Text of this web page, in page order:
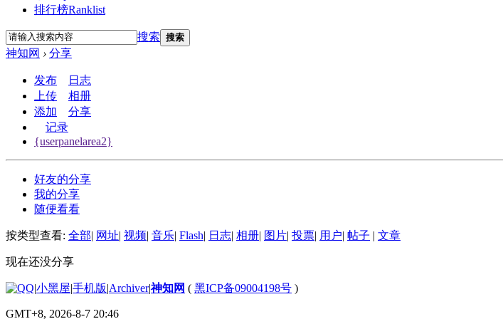
排行榜Ranklist
搜索 搜索
神知网 › 分享
发布
日志
上传
相册
添加
分享
记录
{userpanelarea2}
好友的分享
我的分享
随便看看
按类型查看: 全部| 网址| 视频| 音乐| Flash| 日志| 相册| 图片| 投票| 用户| 帖子 | 文章
现在还没分享
|小黑屋|手机版|Archiver|神知网 ( 黑ICP备09004198号 )
GMT+8, 2026-8-7 20:46